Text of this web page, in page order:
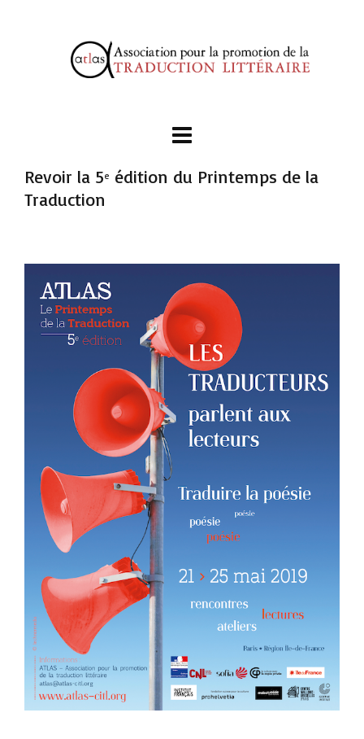
Revoir la 5e édition du Printemps de la
Traduction